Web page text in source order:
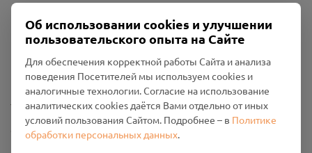
Пользовательское соглашение
Промо-материалы
Общество с ограниченной ответственностью «Смоленский
Об использовании cookies и улучшении
пользовательского опыта на Сайте
Для обеспечения корректной работы Сайта и анализа
поведения Посетителей мы используем cookies и
аналогичные технологии. Согласие на использование
аналитических cookies даётся Вами отдельно от иных
условий пользования Сайтом. Подробнее – в Политике
обработки персональных данных.